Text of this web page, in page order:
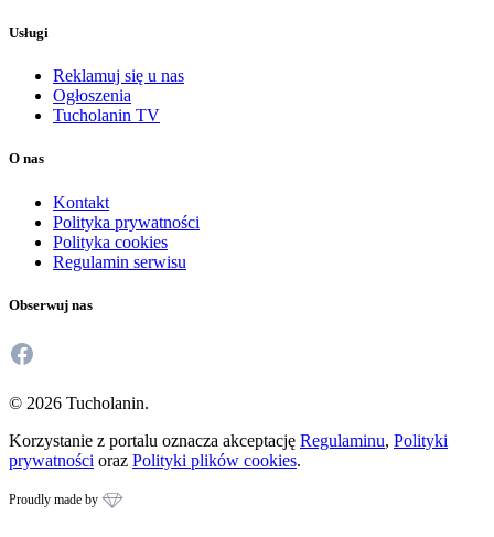
Usługi
Reklamuj się u nas
Ogłoszenia
Tucholanin TV
O nas
Kontakt
Polityka prywatności
Polityka cookies
Regulamin serwisu
Obserwuj nas
Facebook
© 2026 Tucholanin.
Korzystanie z portalu oznacza akceptację Regulaminu, Polityki
prywatności oraz Polityki plików cookies.
Proudly made by